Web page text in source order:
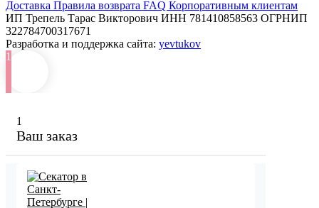
Доставка Правила возврата FAQ Корпоративным клиентам
ИП Трепель Тарас Викторович ИНН 781410858563 ОГРНИП
322784700317671
Разработка и поддержка сайта: yevtukov
1
1
Ваш заказ